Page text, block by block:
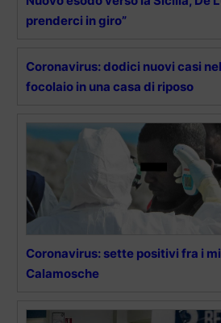
prenderci in giro”
Coronavirus: dodici nuovi casi
focolaio in una casa di riposo
Coronavirus: sette positivi fra i
Calamosche